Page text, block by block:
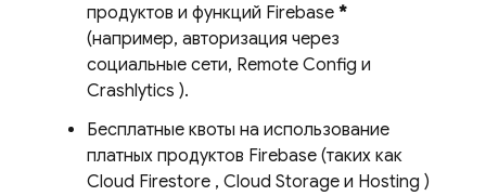
продуктов и функций Firebase *
(например, авторизация через
социальные сети, Remote Config и
Crashlytics ).
Бесплатные квоты на использование
платных продуктов Firebase (таких как
Cloud Firestore , Cloud Storage и Hosting )